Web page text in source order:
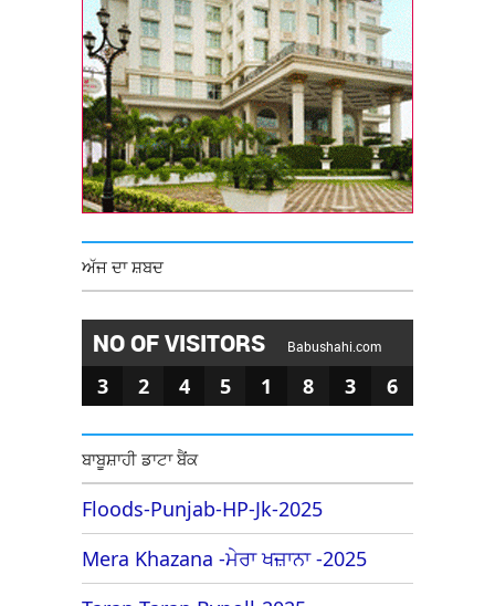
ਅੱਜ ਦਾ ਸ਼ਬਦ
NO OF VISITORS Babushahi.com
3 2 4 5 1 8 3 6
ਬਾਬੂਸ਼ਾਹੀ ਡਾਟਾ ਬੈਂਕ
Floods-Punjab-HP-Jk-2025
Mera Khazana -ਮੇਰਾ ਖਜ਼ਾਨਾ -2025